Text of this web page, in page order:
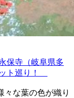
々な葉の色が織り